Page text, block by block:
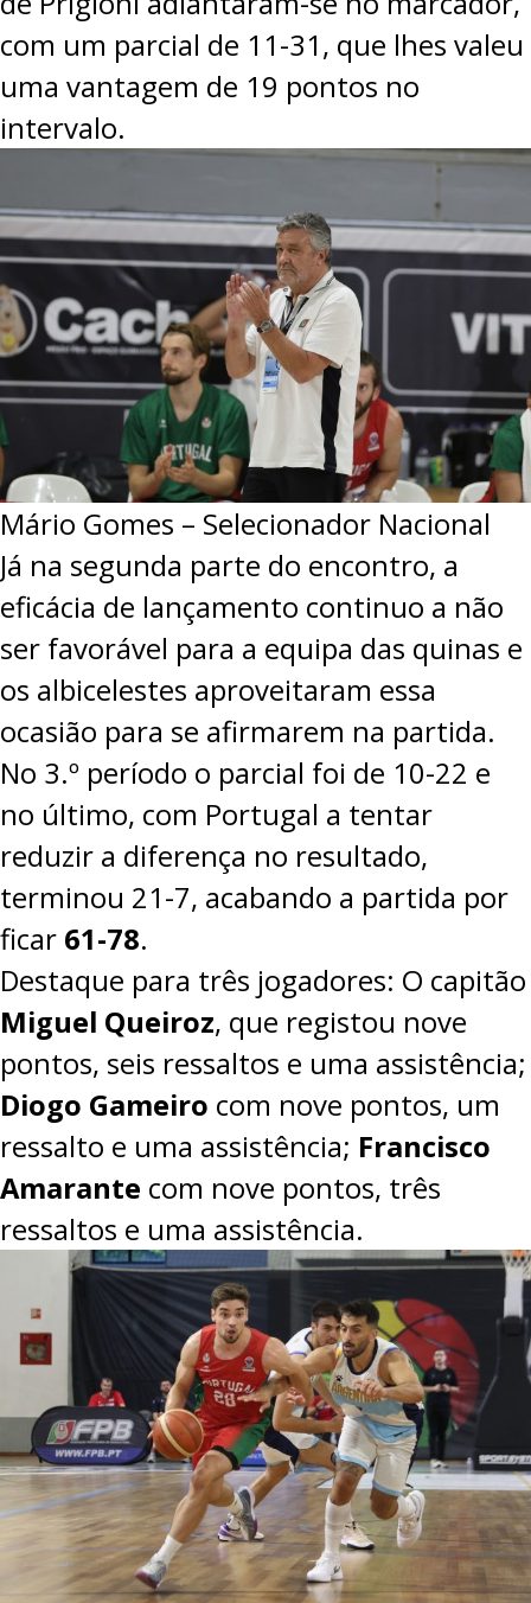
com um parcial de 11-31, que lhes valeu
uma vantagem de 19 pontos no
intervalo.
Mário Gomes – Selecionador Nacional
Já na segunda parte do encontro, a
eficácia de lançamento continuo a não
ser favorável para a equipa das quinas e
os albicelestes aproveitaram essa
ocasião para se afirmarem na partida.
No 3.º período o parcial foi de 10-22 e
no último, com Portugal a tentar
reduzir a diferença no resultado,
terminou 21-7, acabando a partida por
ficar 61-78.
Destaque para três jogadores: O capitão
Miguel Queiroz, que registou nove
pontos, seis ressaltos e uma assistência;
Diogo Gameiro com nove pontos, um
ressalto e uma assistência; Francisco
Amarante com nove pontos, três
ressaltos e uma assistência.